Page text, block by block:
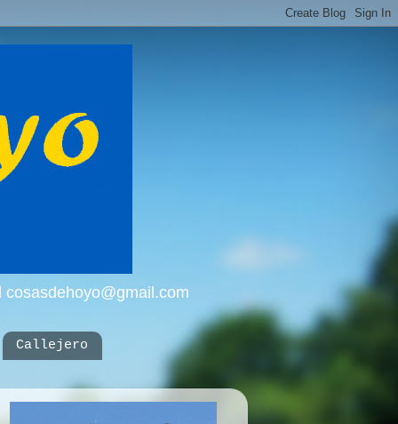
Callejero